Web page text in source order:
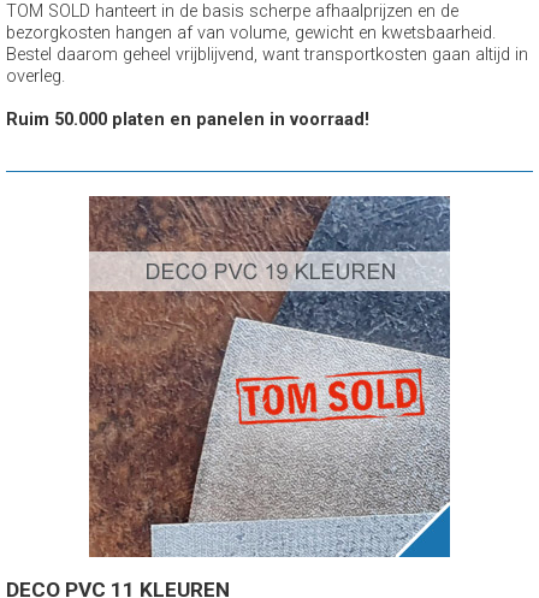
TOM SOLD hanteert in de basis scherpe afhaalprijzen en de
bezorgkosten hangen af van volume, gewicht en kwetsbaarheid.
Bestel daarom geheel vrijblijvend, want transportkosten gaan altijd in
overleg.
Ruim 50.000 platen en panelen in voorraad!
DECO PVC 11 KLEUREN